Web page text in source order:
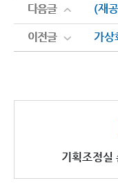
다음글 (재공
다음글
이전글 가상
이전글
기획조정실